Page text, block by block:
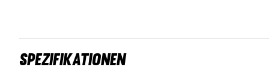
Spezifikationen